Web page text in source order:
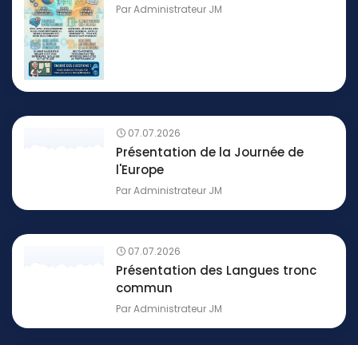
ParAdministrateur JM
07.07.2026
Présentation de la Journée de
l'Europe
ParAdministrateur JM
07.07.2026
Présentation des Langues tronc
commun
ParAdministrateur JM